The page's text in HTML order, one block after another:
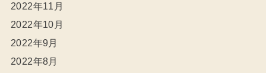
2022年11月
2022年10月
2022年9月
2022年8月